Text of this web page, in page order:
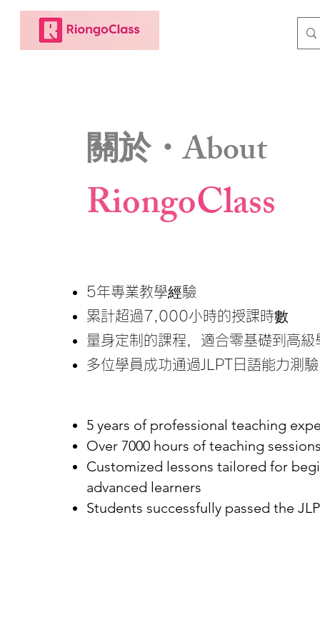
關於・About
RiongoClass
5年專業教學經驗
累計超過7,000小時的授課時數
量身定制的課程，適合零基礎到高級
多位學員成功通過JLPT日語能力測驗
5 years of professional teaching
Over 7000 hours of teaching
Customized lessons tailored for
advanced learners
Students successfully passed the